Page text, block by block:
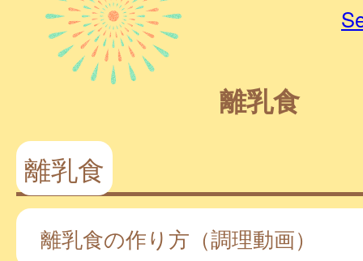
離乳食
離乳食
離乳食の作り方（調理動画）